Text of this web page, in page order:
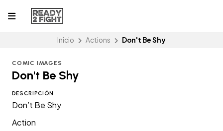
Inicio Actions Don't Be Shy
COMIC IMAGES
Don't Be Shy
DESCRIPCIÓN
Don’t Be Shy
Action